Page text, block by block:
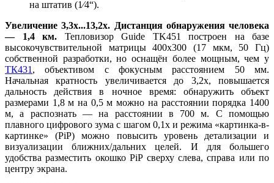
на штатив (1⁄4“).
Увеличение 3,3x...13,2x. Дистанция обнаружения человека
— 1,4 км. Тепловизор Guide TK451 построен на базе
высокочувствительной матрицы 400x300 (17 мкм, 50 Гц)
собственной разработки, но оснащён более мощным, чем у
ТК431 , объективом с фокусным расстоянием 50 мм.
Начальная кратность увеличивается до 3,2x, повышается
дальность действия в ночное время: обнаружить объект
размерами 1,8 м на 0,5 м можно на расстоянии порядка 1400
м, а распознать — на расстоянии в 700 м. С помощью
плавного цифрового зума с шагом 0,1x и режима «картинка-в-
картинке» (PiP) можно повысить уровень детализации и
визуализации ближних/дальних целей. И для большего
удобства разместить окошко PiP сверху слева, справа или по
центру экрана.